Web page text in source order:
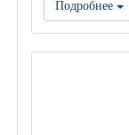
Подробнее